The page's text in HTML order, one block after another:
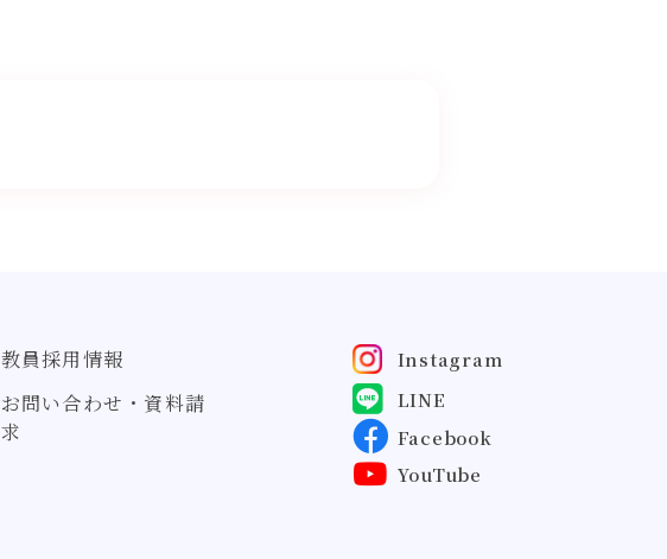
教員採用情報
お問い合わせ・資料請
求
Instagram
LINE
Facebook
YouTube